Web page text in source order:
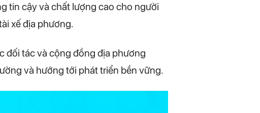
tin cậy và chất lượng cao cho người
xế địa phương.
đối tác và cộng đồng địa phương
và hướng tới phát triển bền vững.